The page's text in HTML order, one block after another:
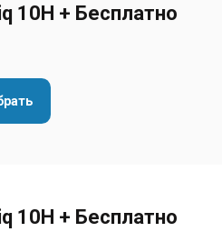
10H + Бесплатно
10H + Бесплатно